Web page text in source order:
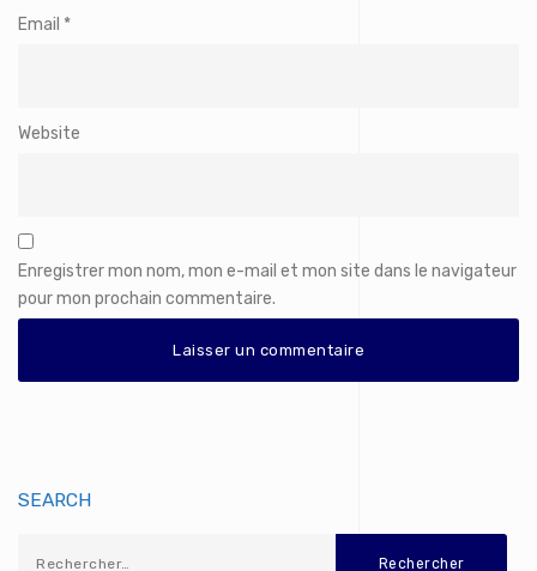
Email *
Website
Enregistrer mon nom, mon e-mail et mon site dans le navigateur
pour mon prochain commentaire.
SEARCH